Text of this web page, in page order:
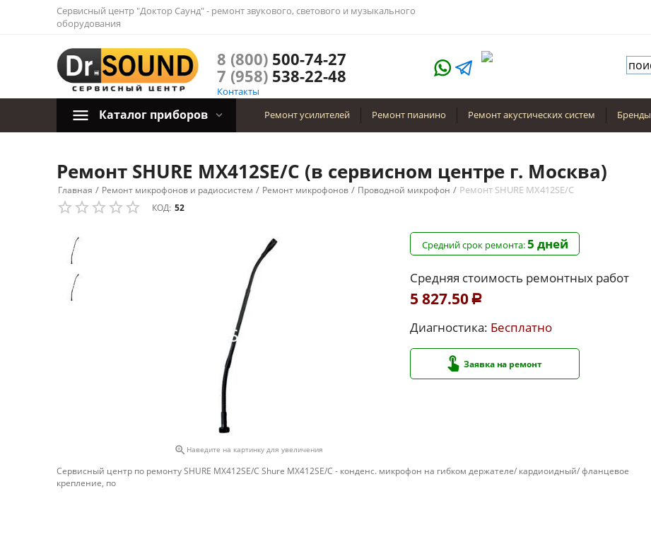
Сервисный центр "Доктор Саунд" - ремонт звукового, светового и музыкального
оборудования
8 (800)500-74-27
7 (958)538-22-48
Контакты
Каталог приборов Ремонт усилителей Ремонт пианино Ремонт акустических систем Бренды
Ремонт SHURE MX412SE/C (в сервисном центре г. Москва)
Главная / Ремонт микрофонов и радиосистем / Ремонт микрофонов / Проводной микрофон / Ремонт SHURE MX412SE/C
КОД: 52
 Наведите на картинку для увеличения
Средний срок ремонта:5 дней
Средняя стоимость ремонтных работ
5 827.50 Р
Диагностика: Бесплатно
Заявка на ремонт
Сервисный центр по ремонту SHURE MX412SE/C Shure MX412SE/C - конденс. микрофон на гибком держателе/ кардиоидный/ фланцевое
крепление, по